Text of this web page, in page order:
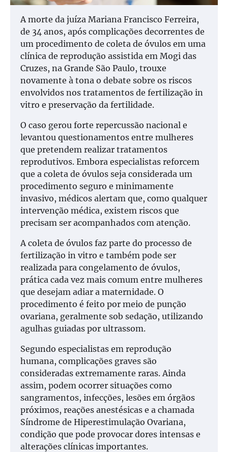
A morte da juíza Mariana Francisco Ferreira,
de 34 anos, após complicações decorrentes de
um procedimento de coleta de óvulos em uma
clínica de reprodução assistida em Mogi das
Cruzes, na Grande São Paulo, trouxe
novamente à tona o debate sobre os riscos
envolvidos nos tratamentos de fertilização in
vitro e preservação da fertilidade.
O caso gerou forte repercussão nacional e
levantou questionamentos entre mulheres
que pretendem realizar tratamentos
reprodutivos. Embora especialistas reforcem
que a coleta de óvulos seja considerada um
procedimento seguro e minimamente
invasivo, médicos alertam que, como qualquer
intervenção médica, existem riscos que
precisam ser acompanhados com atenção.
A coleta de óvulos faz parte do processo de
fertilização in vitro e também pode ser
realizada para congelamento de óvulos,
prática cada vez mais comum entre mulheres
que desejam adiar a maternidade. O
procedimento é feito por meio de punção
ovariana, geralmente sob sedação, utilizando
agulhas guiadas por ultrassom.
Segundo especialistas em reprodução
humana, complicações graves são
consideradas extremamente raras. Ainda
assim, podem ocorrer situações como
sangramentos, infecções, lesões em órgãos
próximos, reações anestésicas e a chamada
Síndrome de Hiperestimulação Ovariana,
condição que pode provocar dores intensas e
alterações clínicas importantes.